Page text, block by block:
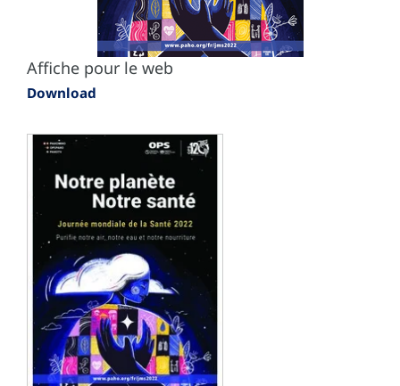
Affiche pour le web
Download